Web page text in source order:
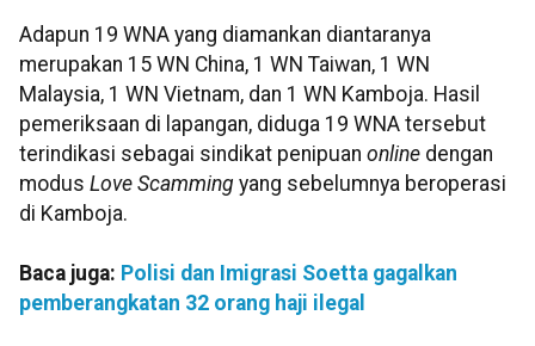
Adapun 19 WNA yang diamankan diantaranya
merupakan 15 WN China, 1 WN Taiwan, 1 WN
Malaysia, 1 WN Vietnam, dan 1 WN Kamboja. Hasil
pemeriksaan di lapangan, diduga 19 WNA tersebut
terindikasi sebagai sindikat penipuan online dengan
modus Love Scamming yang sebelumnya beroperasi
di Kamboja.
Baca juga: Polisi dan Imigrasi Soetta gagalkan
pemberangkatan 32 orang haji ilegal